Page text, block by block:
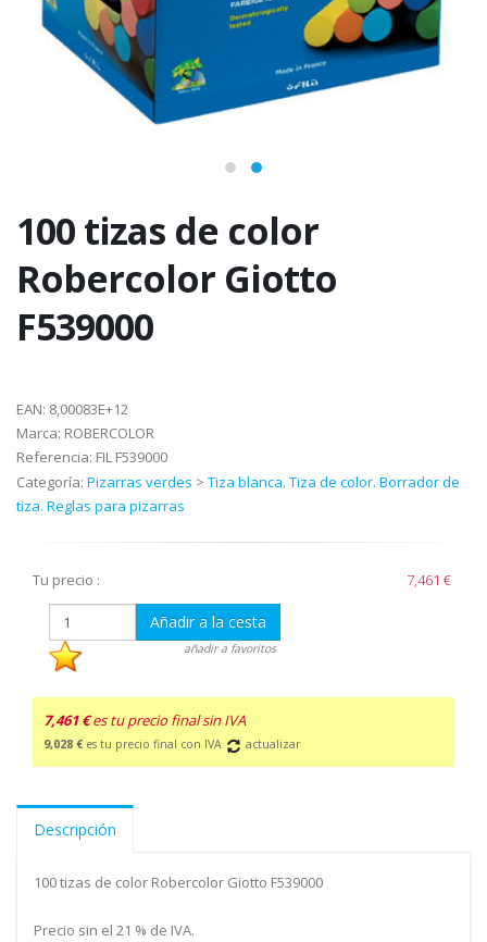
100 tizas de color
Robercolor Giotto
F539000
EAN: 8,00083E+12
Marca: ROBERCOLOR
Referencia: FIL F539000
Categoría: Pizarras verdes > Tiza blanca. Tiza de color. Borrador de
tiza. Reglas para pizarras
Tu precio : 7,461 €
Añadir a la cesta
añadir a favoritos
7,461 € es tu precio final sin IVA
9,028 € es tu precio final con IVA actualizar
Descripción
100 tizas de color Robercolor Giotto F539000
Precio sin el 21 % de IVA.